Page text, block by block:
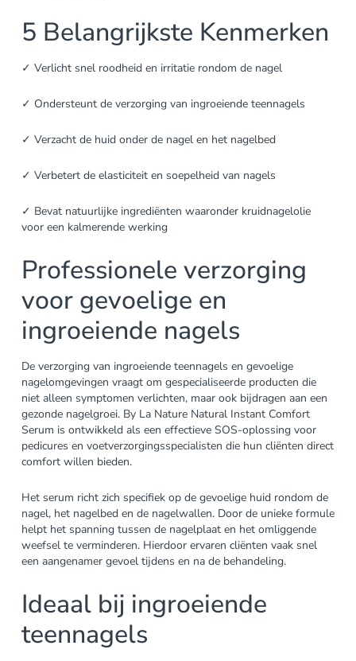
5 Belangrijkste Kenmerken
✓ Verlicht snel roodheid en irritatie rondom de nagel
✓ Ondersteunt de verzorging van ingroeiende teennagels
✓ Verzacht de huid onder de nagel en het nagelbed
✓ Verbetert de elasticiteit en soepelheid van nagels
✓ Bevat natuurlijke ingrediënten waaronder kruidnagelolie
voor een kalmerende werking
Professionele verzorging
voor gevoelige en
ingroeiende nagels
De verzorging van ingroeiende teennagels en gevoelige
nagelomgevingen vraagt om gespecialiseerde producten die
niet alleen symptomen verlichten, maar ook bijdragen aan een
gezonde nagelgroei. By La Nature Natural Instant Comfort
Serum is ontwikkeld als een effectieve SOS-oplossing voor
pedicures en voetverzorgingsspecialisten die hun cliënten direct
comfort willen bieden.
Het serum richt zich specifiek op de gevoelige huid rondom de
nagel, het nagelbed en de nagelwallen. Door de unieke formule
helpt het spanning tussen de nagelplaat en het omliggende
weefsel te verminderen. Hierdoor ervaren cliënten vaak snel
een aangenamer gevoel tijdens en na de behandeling.
Ideaal bij ingroeiende
teennagels